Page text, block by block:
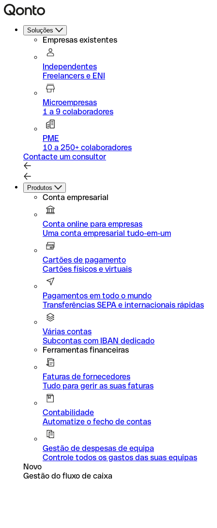
Soluções
Empresas existentes
Independentes
Freelancers e ENI
Microempresas
1 a 9 colaboradores
PME
10 a 250+ colaboradores
Contacte um consultor
Produtos
Conta empresarial
Conta online para empresas
Uma conta empresarial tudo-em-um
Cartões de pagamento
Cartões físicos e virtuais
Pagamentos em todo o mundo
Transferências SEPA e internacionais rápidas
Várias contas
Subcontas com IBAN dedicado
Ferramentas financeiras
Faturas de fornecedores
Tudo para gerir as suas faturas
Contabilidade
Automatize o fecho de contas
Gestão de despesas de equipa
Controle todos os gastos das suas equipas
Novo
Gestão do fluxo de caixa